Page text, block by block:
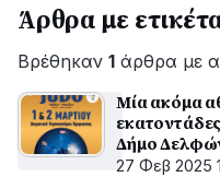
Άρθρα με
Βρέθηκαν 1 άρθρα με
Μία ακόμα
Δήμο
27 Φεβ 2025